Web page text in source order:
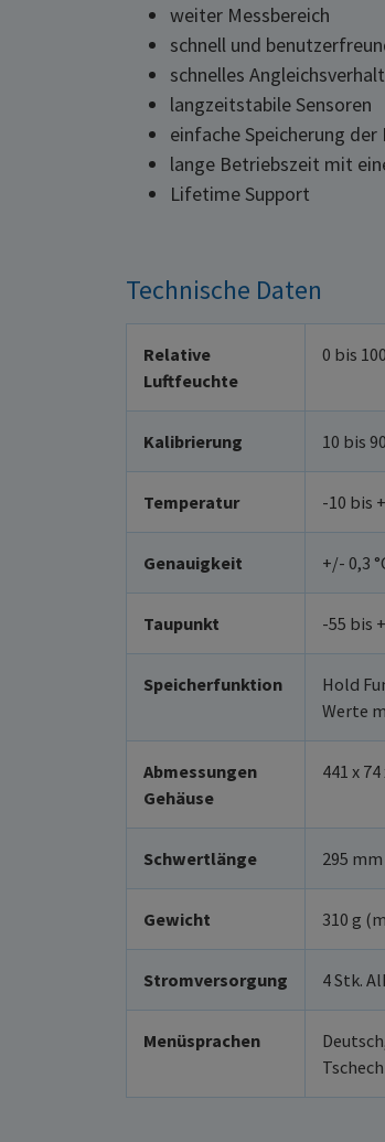
weiter Messbereich
schnell und
schnelles
langzeitstabile Sensoren
einfache Speicherung
lange Betriebszeit mit
Lifetime Support
Technische Daten
Relative
Luftfeuchte
0 bis
Kalibrierung 10 bis
Temperatur -10 bis
Genauigkeit +/- 0,3
Taupunkt -55 bis
Speicherfunktion
Hold
Werte
Abmessungen
Gehäuse
441 x
Schwertlänge 295 mm
Gewicht 310 g
Stromversorgung 4 Stk.
Menüsprachen